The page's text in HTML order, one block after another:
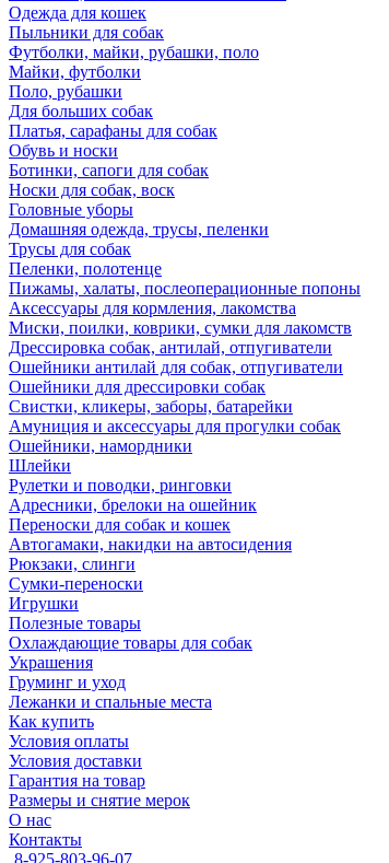
Одежда для кошек
Пыльники для собак
Футболки, майки, рубашки, поло
Майки, футболки
Поло, рубашки
Для больших собак
Платья, сарафаны для собак
Обувь и носки
Ботинки, сапоги для собак
Носки для собак, воск
Головные уборы
Домашняя одежда, трусы, пеленки
Трусы для собак
Пеленки, полотенце
Пижамы, халаты, послеоперационные попоны
Аксессуары для кормления, лакомства
Миски, поилки, коврики, сумки для лакомств
Дрессировка собак, антилай, отпугиватели
Ошейники антилай для собак, отпугиватели
Ошейники для дрессировки собак
Свистки, кликеры, заборы, батарейки
Амуниция и аксессуары для прогулки собак
Ошейники, намордники
Шлейки
Рулетки и поводки, ринговки
Адресники, брелоки на ошейник
Переноски для собак и кошек
Автогамаки, накидки на автосидения
Рюкзаки, слинги
Сумки-переноски
Игрушки
Полезные товары
Охлаждающие товары для собак
Украшения
Груминг и уход
Лежанки и спальные места
Как купить
Условия оплаты
Условия доставки
Гарантия на товар
Размеры и снятие мерок
О нас
Контакты
8-925-803-96-07